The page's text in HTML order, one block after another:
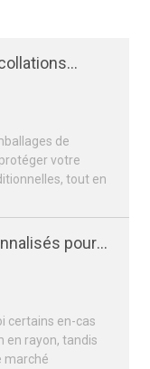
?
de
votre
tout en
pour
pour votre
certains en-cas
rayon, tandis
marché